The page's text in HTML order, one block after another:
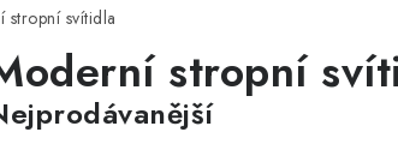
stropní svítidla
stropní